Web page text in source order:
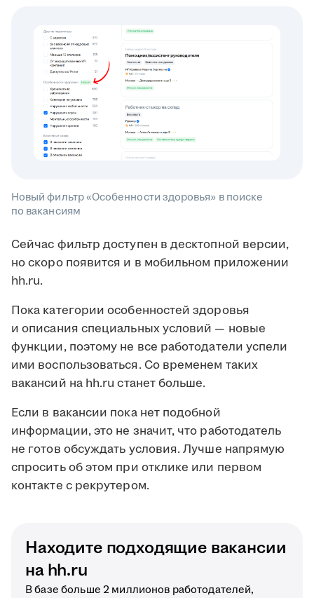
Новый фильтр «Особенности здоровья» в поиске
по вакансиям
Сейчас фильтр доступен в десктопной версии,
но скоро появится и в мобильном приложении
hh.ru.
Пока категории особенностей здоровья
и описания специальных условий — новые
функции, поэтому не все работодатели успели
ими воспользоваться. Со временем таких
вакансий на hh.ru станет больше.
Если в вакансии пока нет подобной
информации, это не значит, что работодатель
не готов обсуждать условия. Лучше напрямую
спросить об этом при отклике или первом
контакте с рекрутером.
Находите подходящие вакансии
на hh.ru
В базе больше 2 миллионов работодателей,